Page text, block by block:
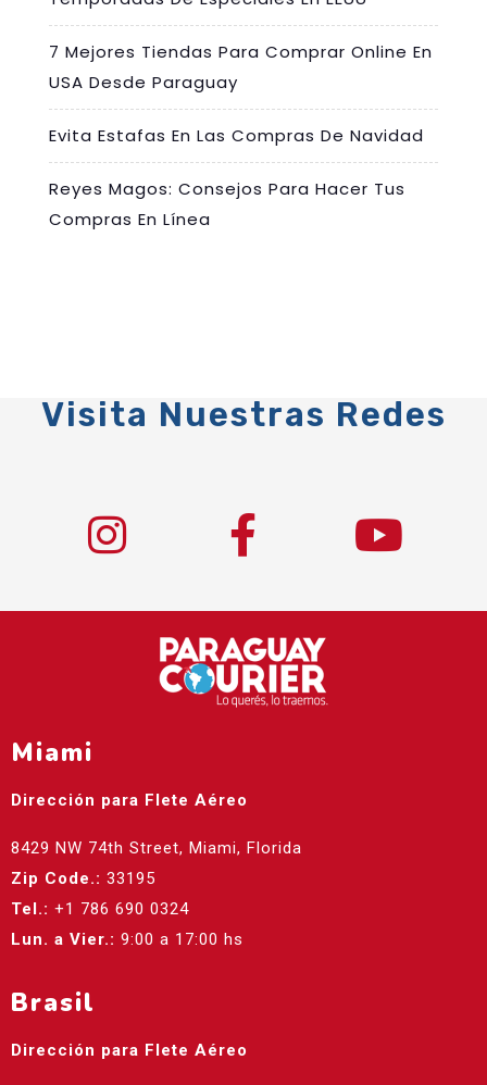
7 Mejores Tiendas Para Comprar Online En
USA Desde Paraguay
Evita Estafas En Las Compras De Navidad
Reyes Magos: Consejos Para Hacer Tus
Compras En Línea
Visita Nuestras Redes
Miami
Dirección para Flete Aéreo
8429 NW 74th Street, Miami, Florida
Zip Code.: 33195
Tel.: +1 786 690 0324
Lun. a Vier.: 9:00 a 17:00 hs
Brasil
Dirección para Flete Aéreo